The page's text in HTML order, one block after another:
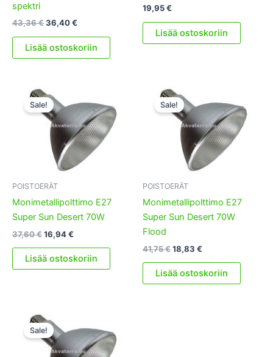
spektri
43,36€Alkuperäinen
oli:
43,36 €.
36,40€
on:
36,40 €.
Lisää ostoskoriin
19,95€
Lisää ostoskoriin
Sale!
POISTOERÄT
Monimetallipolttimo E27
Super Sun Desert 70W
37,60€Alkuperäinen
oli:
37,60 €.
16,94€
on:
16,94 €.
Lisää ostoskoriin
Sale!
POISTOERÄT
Monimetallipolttimo E27
Super Sun Desert 70W
Flood
41,75€Alkuperäinen
oli:
41,75 €.
18,83 €
on:
18,83 €.
Lisää ostoskoriin
Sale!